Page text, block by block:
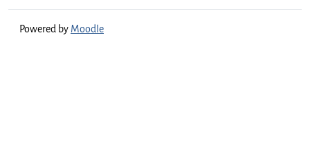
Powered byMoodle